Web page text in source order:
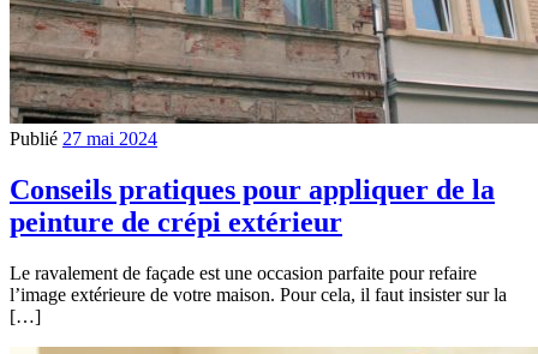
Publié 27 mai 2024
Conseils pratiques pour appliquer de la
peinture de crépi extérieur
Le ravalement de façade est une occasion parfaite pour refaire
l’image extérieure de votre maison. Pour cela, il faut insister sur la
[…]